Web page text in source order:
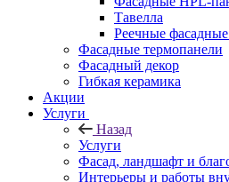
Тавелла
Реечные
Фасадные термопанели
Фасадный декор
Гибкая керамика
Акции
Услуги
Назад
Услуги
Фасад, ландшафт и
Интерьеры и работы